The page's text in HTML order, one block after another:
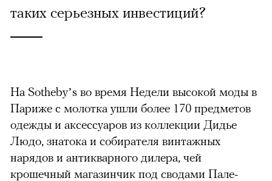
таких серьезных инвестиций?
На Sotheby’s во время Hедели высокой моды в
Париже с молотка ушли более 170 предметов
одежды и аксессуаров из коллекции Дидье
Людо, знатока и собирателя винтажных
нарядов и антикварного дилера, чей
крошечный магазинчик под сводами Пале-